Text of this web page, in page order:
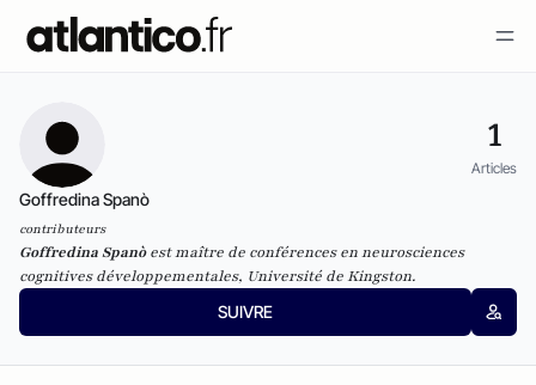
1
Articles
Goffredina Spanò
contributeurs
Goffredina Spanòest maître de conférences en neurosciences
cognitives développementales, Université de Kingston.
SUIVRE